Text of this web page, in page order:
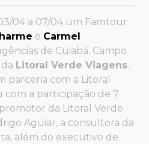
04 a 07/04 um Famtour
e Carmel
de Cuiabá, Campo
Litoral Verde Viagens.
parceria com a Litoral
com a participação de 7
da Litoral Verde
Aguiar, a consultora da
além do executivo de